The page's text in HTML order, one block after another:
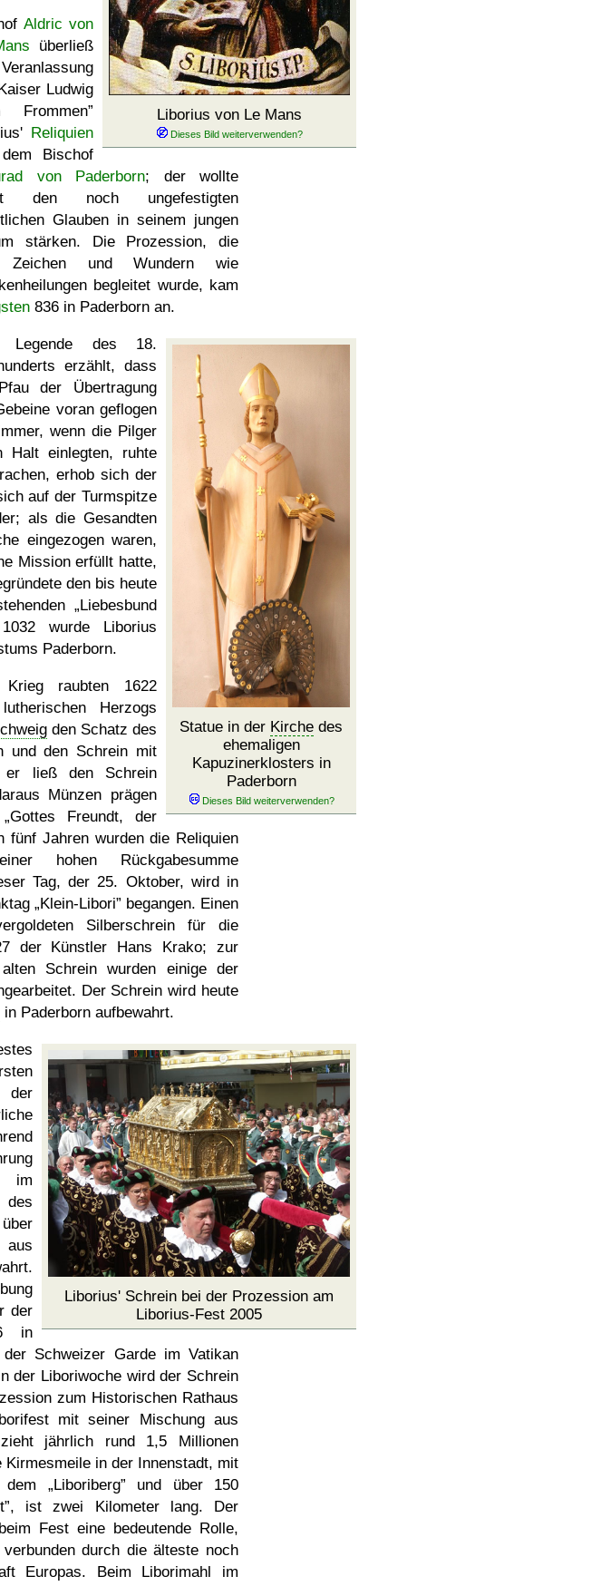
Liborius von Le Mans
Aldric von
überließ
Ludwig
Frommen
Reliquien
Bischof
von Paderborn; der wollte
den noch ungefestigten
Glauben in seinem jungen
stärken. Die Prozession, die
Zeichen und Wundern wie
begleitet wurde, kam
836 in Paderborn an.
Statue in der Kirche des
ehemaligen
Kapuzinerklosters in
Paderborn
Legende des 18.
erzählt, dass
der Übertragung
voran geflogen
wenn die Pilger
Halt einlegten, ruhte
erhob sich der
auf der Turmspitze
als die Gesandten
eingezogen waren,
Mission erfüllt hatte,
den bis heute
Liebesbund
wurde Liborius
Paderborn.
Krieg raubten 1622
Herzogs
den Schatz des
und den Schrein mit
ließ den Schrein
Münzen prägen
Gottes Freundt, der
fünf Jahren wurden die Reliquien
hohen Rückgabesumme
Tag, der 25. Oktober, wird in
Klein-Libori
begangen. Einen
Silberschrein für die
der Künstler Hans Krako; zur
Schrein wurden einige der
Der Schrein wird heute
in Paderborn aufbewahrt.
Liborius' Schrein bei der Prozession am
Liborius-Fest 2005
im
des
aus
der
in
Schweizer Garde im Vatikan
der Liboriwoche wird der Schrein
zum Historischen Rathaus
mit seiner Mischung aus
jährlich rund 1,5 Millionen
Kirmesmeile in der Innenstadt, mit
dem
Liboriberg
und über 150
, ist zwei Kilometer lang. Der
Fest eine bedeutende Rolle,
durch die älteste noch
Europas. Beim Liborimahl im